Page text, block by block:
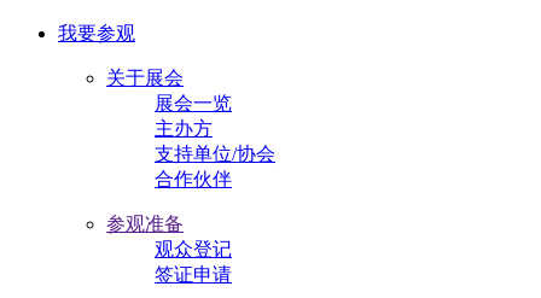
我要参观
关于展会
展会一览
主办方
支持单位/协会
合作伙伴
参观准备
观众登记
签证申请